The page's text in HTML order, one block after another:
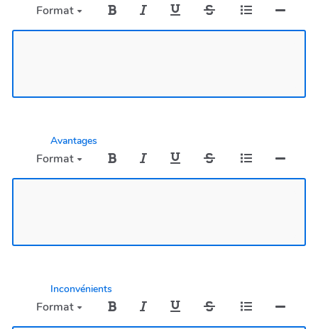
Format
Avantages
Format
Inconvénients
Format